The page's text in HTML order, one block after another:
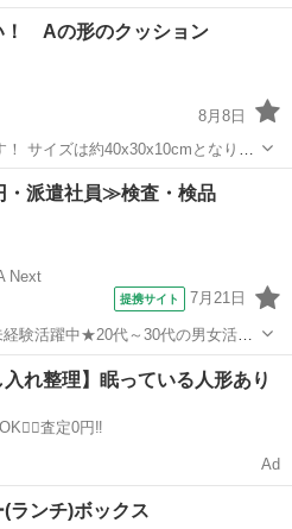
商品説明は以
ラス を確認する。
！ Aの形のクッション
8月8日
ま
洗濯と天日干しての出品となりま
家庭用品
派遣社員≫検査・検品
Next
提携サイト 7月21日
験活躍中★20代～30代の男女活躍
社負担！マイカー通勤OK！無料駐
大津町》 人気の工場のお
入れ整理】眠っている人形あり
査定0円‼️
Ad
ランチ)ボックス